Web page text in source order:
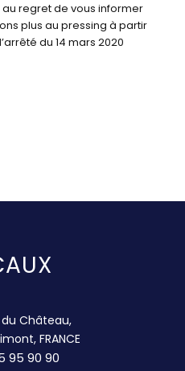
regret de vous informer
plus au pressing à partir
du 14 mars 2020
Château,
FRANCE
95 90 90